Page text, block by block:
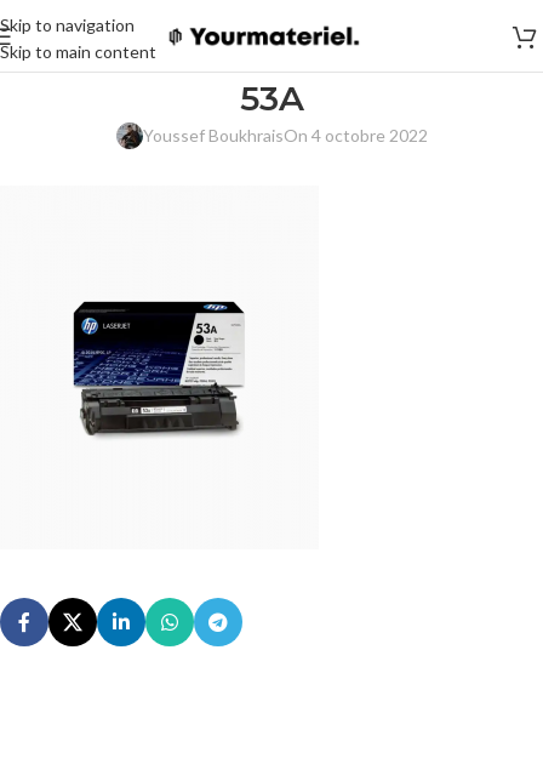
Skip to navigation
Skip to main content
53A
Youssef BoukhraisOn 4 octobre 2022